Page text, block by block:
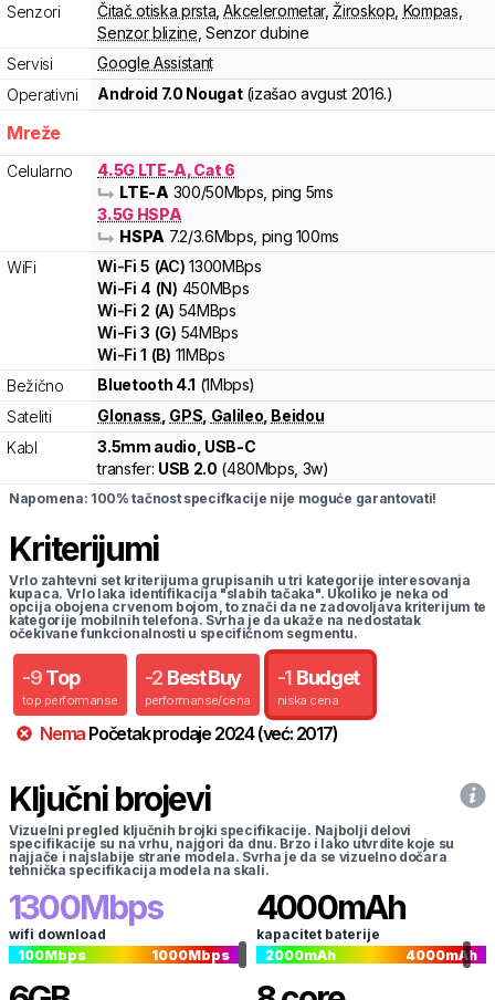
Senzori
Čitač otiska prsta ,Akcelerometar,Žiroskop Kompas
Senzor blizine Senzor dubine
Servisi
Google Assistant
Operativni
Android 7.0 Nougat (izašao avgust 2016.)
Mreže
Celularno
4.5G LTE-A, Cat 6
LTE-A 300/50Mbps , ping 5ms
3.5G HSPA
HSPA 7.2/3.6Mbps , ping 100ms
WiFi
Wi-Fi5 (AC) 1300MBps
Wi-Fi 4 (N) 450MBps
Wi-Fi 2 (A) 54MBps
Wi-Fi3 (G) 54MBps
Wi-Fi1 (B) 11MBps
Bežično
Bluetooth 4.1 (1Mbps)
Sateliti
Glonass GPS Galileo Beidou
Kabl
3.5mm audio, USB-C
transfer: USB 2.0 (480Mbps, 3w)
Napomena: 100% tačnost specifkacije nije moguće garantovati!
Kriterijumi
Vrlo zahtevni set kriterijuma grupisanih u tri kategorije interesovanja
kupaca. Vrlo laka identifikacija "slabih tačaka". Ukoliko je neka od
opcija obojena crvenom bojom, to znači da ne zadovoljava kriterijum te
kategorije mobilnih telefona. Svrha je da ukaže na nedostatak
očekivane funkcionalnosti u specifičnom segmentu.
-9 Top
top performanse
-2 Best Buy
performanse/cena
-1 Budget
niska cena
Nema Početak prodaje 2024(već: 2017)
Ključni brojevi
Vizuelni pregled ključnih brojki specifikacije. Najbolji delovi
specifikacije su na vrhu, najgori da dnu. Brzo i lako utvrdite koje su
najjače i najslabije strane modela. Svrha je da se vizuelno dočara
tehnička specifikacija modela na skali.
1300Mbps
wifi download
100Mbps 1000Mbps
4000mAh
kapacitet baterije
2000mAh 4000mAh